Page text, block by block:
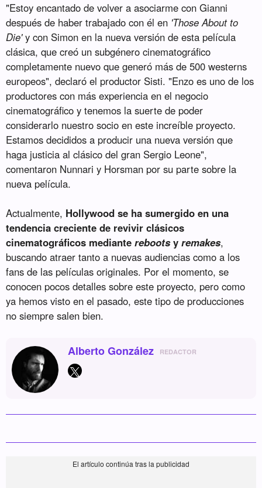
"Estoy encantado de volver a asociarme con Gianni
después de haber trabajado con él en 'Those About to
Die'y con Simon en la nueva versión de esta película
clásica, que creó un subgénero cinematográfico
completamente nuevo que generó más de 500 westerns
europeos", declaró el productor Sisti. "Enzo es uno de los
productores con más experiencia en el negocio
cinematográfico y tenemos la suerte de poder
considerarlo nuestro socio en este increíble proyecto.
Estamos decididos a producir una nueva versión que
haga justicia al clásico del gran Sergio Leone",
comentaron Nunnari y Horsman por su parte sobre la
nueva película.
Actualmente, Hollywood se ha sumergido en una
tendencia creciente de revivir clásicos
cinematográficos medianterebootsyremakes,
buscando atraer tanto a nuevas audiencias como a los
fans de las películas originales. Por el momento, se
conocen pocos detalles sobre este proyecto, pero como
ya hemos visto en el pasado, este tipo de producciones
no siempre salen bien.
Alberto González REDACTOR